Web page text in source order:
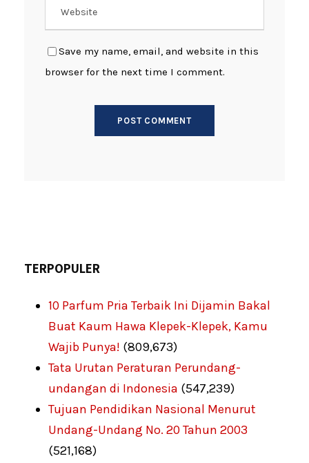
Save my name, email, and website in this
browser for the next time I comment.
TERPOPULER
10 Parfum Pria Terbaik Ini Dijamin Bakal
Buat Kaum Hawa Klepek-Klepek, Kamu
Wajib Punya! (809,673)
Tata Urutan Peraturan Perundang-
undangan di Indonesia (547,239)
Tujuan Pendidikan Nasional Menurut
Undang-Undang No. 20 Tahun 2003
(521,168)